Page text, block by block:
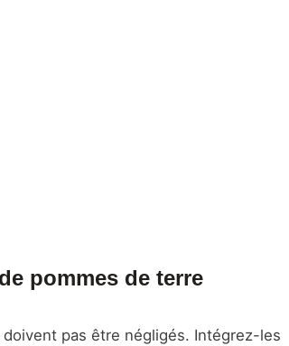
pommes de terre
pas être négligés. Intégrez-les